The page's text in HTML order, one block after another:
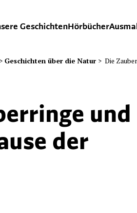
GeschichtenHörbücher
> Geschichten über die Natur > Die
und
der